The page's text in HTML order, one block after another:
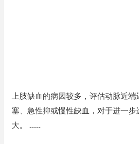
上肢缺血的病因较多，评估动脉近
塞、急性抑或慢性缺血，对于进一步
大。 ......